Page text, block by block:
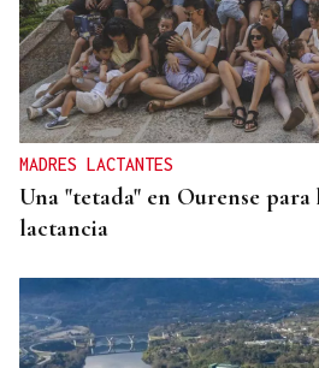
MADRES LACTANTES
Una "tetada" en Ourense
lactancia